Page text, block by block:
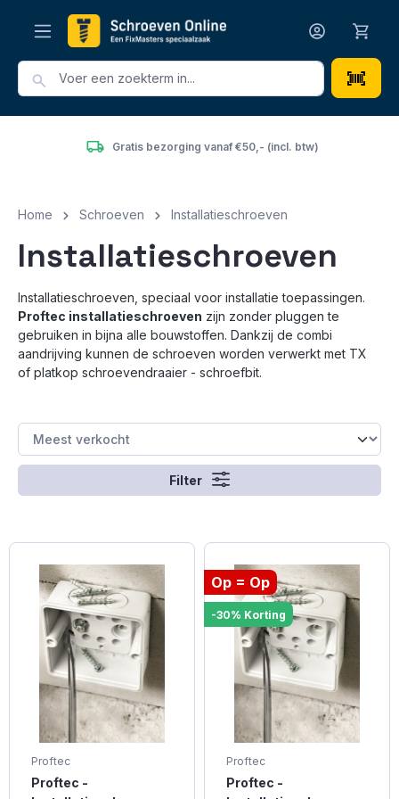
Gratis bezorging vanaf €50,- (incl. btw)
Home Schroeven Installatieschroeven
Installatieschroeven
Installatieschroeven, speciaal voor installatie toepassingen.
Proftec installatieschroeven zijn zonder pluggen te
gebruiken in bijna alle bouwstoffen. Dankzij de combi
aandrijving kunnen de schroeven worden verwerkt met TX
of platkop schroevendraaier - schroefbit.
Filter
Proftec
Proftec -
Op = Op
-30% Korting
Proftec
Proftec -